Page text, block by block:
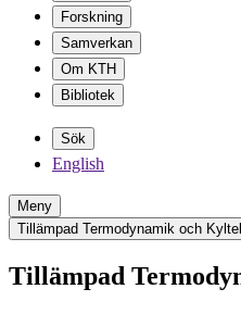
Forskning
Samverkan
Om KTH
Bibliotek
Sök
English
Meny
Tillämpad Termodynamik och
Tillämpad